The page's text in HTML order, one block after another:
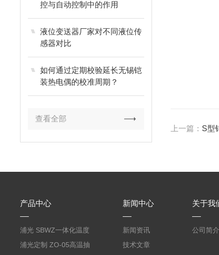
控与自动控制中的作用
液位变送器厂家对不同液位传
感器对比
如何通过定期校验延长无锡铠
装热电偶的校准周期？
查看全部
上一篇： S型
产品中心
浦光 SBWZ一体化温度
变送器传感器 防爆热电
浦光定制 ZO-05高温抽
新闻中心
新闻资讯
技术文章
关于我
公司简介